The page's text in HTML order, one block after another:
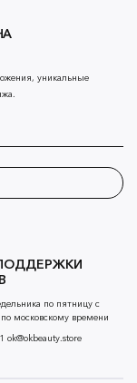
по пятницу с
московскому времени
ok@okbeauty.store
уникальные